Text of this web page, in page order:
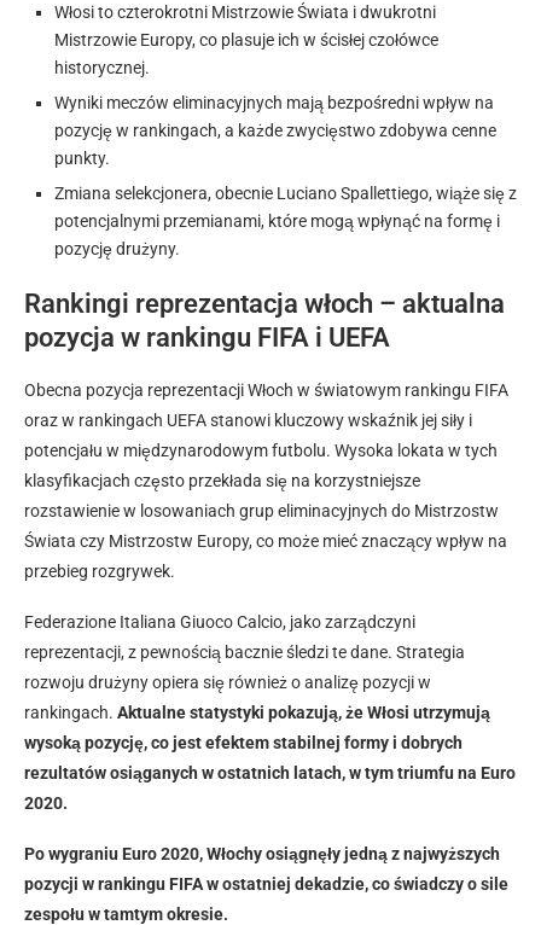
Włosi to czterokrotni Mistrzowie Świata i dwukrotni
Mistrzowie Europy, co plasuje ich w ścisłej czołówce
historycznej.
Wyniki meczów eliminacyjnych mają bezpośredni wpływ na
pozycję w rankingach, a każde zwycięstwo zdobywa cenne
punkty.
Zmiana selekcjonera, obecnie Luciano Spallettiego, wiąże się z
potencjalnymi przemianami, które mogą wpłynąć na formę i
pozycję drużyny.
Rankingi reprezentacja włoch – aktualna
pozycja w rankingu FIFA i UEFA
Obecna pozycja reprezentacji Włoch w światowym rankingu FIFA
oraz w rankingach UEFA stanowi kluczowy wskaźnik jej siły i
potencjału w międzynarodowym futbolu. Wysoka lokata w tych
klasyfikacjach często przekłada się na korzystniejsze
rozstawienie w losowaniach grup eliminacyjnych do Mistrzostw
Świata czy Mistrzostw Europy, co może mieć znaczący wpływ na
przebieg rozgrywek.
Federazione Italiana Giuoco Calcio, jako zarządczyni
reprezentacji, z pewnością bacznie śledzi te dane. Strategia
rozwoju drużyny opiera się również o analizę pozycji w
rankingach. Aktualne statystyki pokazują, że Włosi utrzymują
wysoką pozycję, co jest efektem stabilnej formy i dobrych
rezultatów osiąganych w ostatnich latach, w tym triumfu na Euro
2020.
Po wygraniu Euro 2020, Włochy osiągnęły jedną z najwyższych
pozycji w rankingu FIFA w ostatniej dekadzie, co świadczy o sile
zespołu w tamtym okresie.